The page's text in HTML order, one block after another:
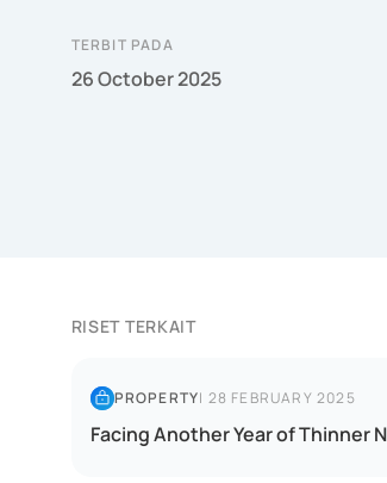
TERBIT PADA
26 October 2025
RISET TERKAIT
PROPERTY| 28 FEBRUARY 2025
Facing Another Year of Thinner